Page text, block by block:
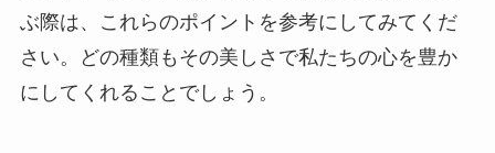
ぶ際は、これらのポイントを参考にしてみてくだ
さい。どの種類もその美しさで私たちの心を豊か
にしてくれることでしょう。